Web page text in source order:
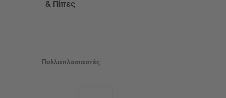
& Πίπες
Πολλαπλασιαστές